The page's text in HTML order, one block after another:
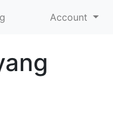
Account